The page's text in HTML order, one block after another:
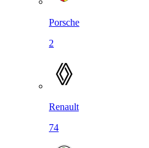
Porsche
2
Renault
74